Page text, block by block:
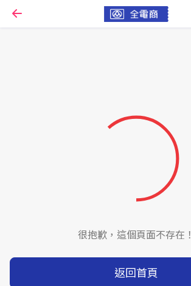
很抱歉，這個頁面不存在！
返回首頁